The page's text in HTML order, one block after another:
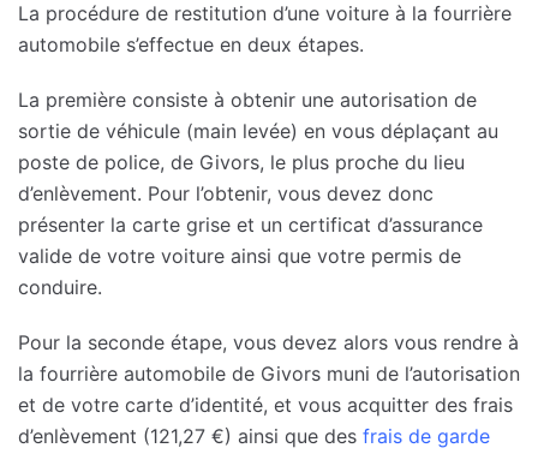
La procédure de restitution d’une voiture à la fourrière
automobile s’effectue en deux étapes.
La première consiste à obtenir une autorisation de
sortie de véhicule (main levée) en vous déplaçant au
poste de police, de Givors, le plus proche du lieu
d’enlèvement. Pour l’obtenir, vous devez donc
présenter la carte grise et un certificat d’assurance
valide de votre voiture ainsi que votre permis de
conduire.
Pour la seconde étape, vous devez alors vous rendre à
la fourrière automobile de Givors muni de l’autorisation
et de votre carte d’identité, et vous acquitter des frais
d’enlèvement (121,27 €) ainsi que des frais de garde